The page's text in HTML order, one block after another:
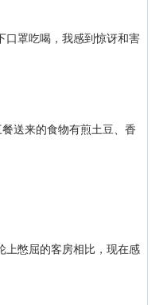
罩吃喝，我感到惊讶和害
送来的食物有煎土豆、香
憋屈的客房相比，现在感